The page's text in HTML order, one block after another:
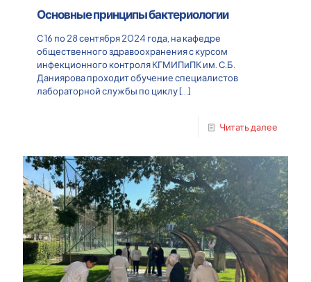
Основные принципы бактериологии
С 16 по 28 сентября 2024 года, на кафедре
общественного здравоохранения с курсом
инфекционного контроля КГМИПиПК им. С.Б.
Даниярова проходит обучение специалистов
лабораторной службы по циклу[…]
Читать далее